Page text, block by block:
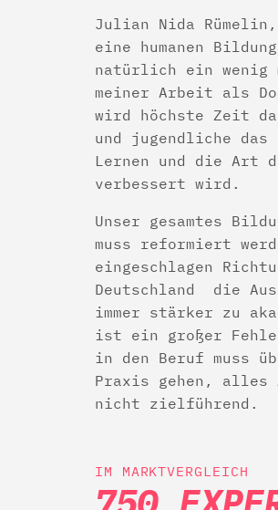
Julian Nida
eine humanen
natürlich ein wenig
meiner Arbeit als
wird höchste Zeit
und jugendliche
Lernen und die Art
verbessert wird.
Unser gesamtes
muss reformiert
eingeschlagen
Deutschland die
immer stärker zu
ist ein großer
in den Beruf muss
Praxis gehen, alles
nicht zielführend.
IM MARKTVERGLEICH